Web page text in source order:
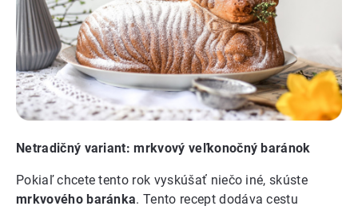
Netradičný variant: mrkvový veľkonočný baránok
Pokiaľ chcete tento rok vyskúšať niečo iné, skúste
mrkvového baránka. Tento recept dodáva cestu